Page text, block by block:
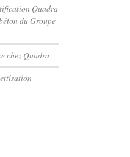
Quadra
du Groupe
chez Quadra